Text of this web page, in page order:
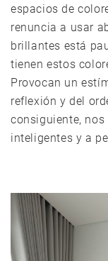
espacios de
renuncia a usar
brillantes está
tienen estos
Provocan un
reflexión y del
consiguiente,
inteligentes y a